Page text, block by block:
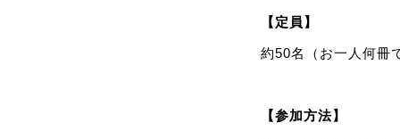
【定員】
約50名（お一人何冊
【参加方法】